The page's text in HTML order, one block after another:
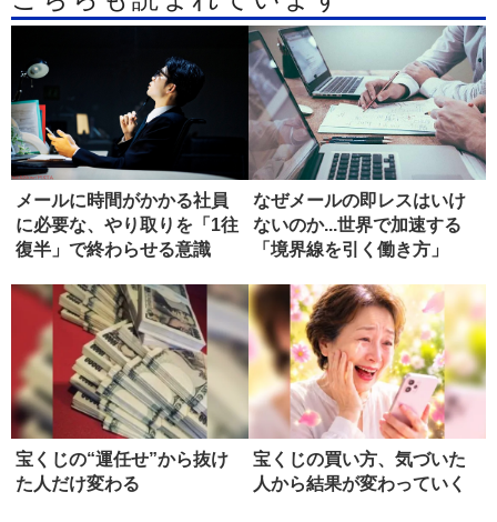
メールに時間がかかる社員
に必要な、やり取りを「1往
復半」で終わらせる意識
なぜメールの即レスはいけ
ないのか...世界で加速する
「境界線を引く働き方」
宝くじの“運任せ”から抜け
た人だけ変わる
宝くじの買い方、気づいた
人から結果が変わっていく